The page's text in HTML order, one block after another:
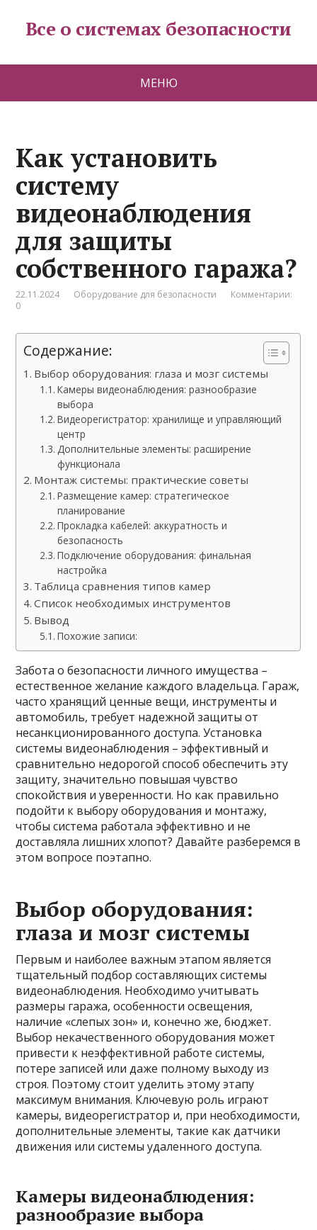
Все о системах безопасности
МЕНЮ
Как установить
систему
видеонаблюдения
для защиты
собственного гаража?
22.11.2024 Оборудование для безопасности
Комментарии:
0
Содержание:
Выбор оборудования: глаза и мозг системы
Камеры видеонаблюдения: разнообразие
выбора
Видеорегистратор: хранилище и управляющий
центр
Дополнительные элементы: расширение
функционала
Монтаж системы: практические советы
Размещение камер: стратегическое
планирование
Прокладка кабелей: аккуратность и
безопасность
Подключение оборудования: финальная
настройка
Таблица сравнения типов камер
Список необходимых инструментов
Вывод
Похожие записи:
Забота о безопасности личного имущества –
естественное желание каждого владельца. Гараж,
часто хранящий ценные вещи, инструменты и
автомобиль, требует надежной защиты от
несанкционированного доступа. Установка
системы видеонаблюдения – эффективный и
сравнительно недорогой способ обеспечить эту
защиту, значительно повышая чувство
спокойствия и уверенности. Но как правильно
подойти к выбору оборудования и монтажу,
чтобы система работала эффективно и не
доставляла лишних хлопот? Давайте разберемся в
этом вопросе поэтапно.
Выбор оборудования:
глаза и мозг системы
Первым и наиболее важным этапом является
тщательный подбор составляющих системы
видеонаблюдения. Необходимо учитывать
размеры гаража, особенности освещения,
наличие «слепых зон» и, конечно же, бюджет.
Выбор некачественного оборудования может
привести к неэффективной работе системы,
потере записей или даже полному выходу из
строя. Поэтому стоит уделить этому этапу
максимум внимания. Ключевую роль играют
камеры, видеорегистратор и, при необходимости,
дополнительные элементы, такие как датчики
движения или системы удаленного доступа.
Камеры видеонаблюдения:
разнообразие выбора